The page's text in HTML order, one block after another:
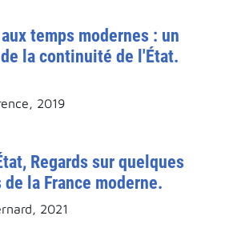
temps modernes : un
la continuité de l'État.
2019
Regards sur quelques
la France moderne.
2021